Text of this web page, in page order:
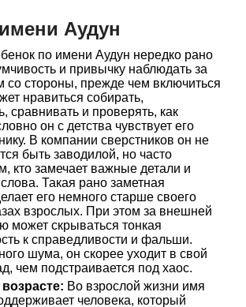
Аудун
по имени Аудун нередко рано
и привычку наблюдать за
со стороны, прежде чем включиться
нравиться собирать,
сравнивать и проверять, как
он с детства чувствует его
В компании сверстников он не
быть заводилой, но часто
кто замечает важные детали и
Такая рано заметная
его немного старше своего
взрослых. При этом за внешней
может скрываться тонкая
к справедливости и фальши.
шума, он скорее уходит в свой
чем подстраивается под хаос.
Во взрослой жизни имя
человека, который